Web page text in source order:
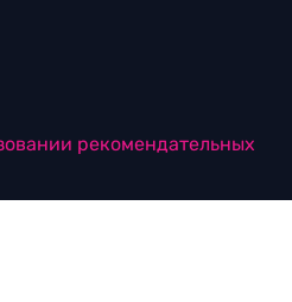
рекомендательных